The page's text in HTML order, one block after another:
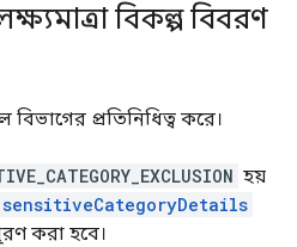
বিকল্প বিবরণ
প্রতিনিধিত্ব করে।
হয়
sensitiveCategoryDetails
করা হবে।